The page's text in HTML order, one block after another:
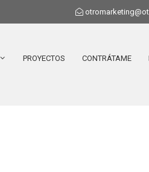
PROYECTOS CONTRÁTAME